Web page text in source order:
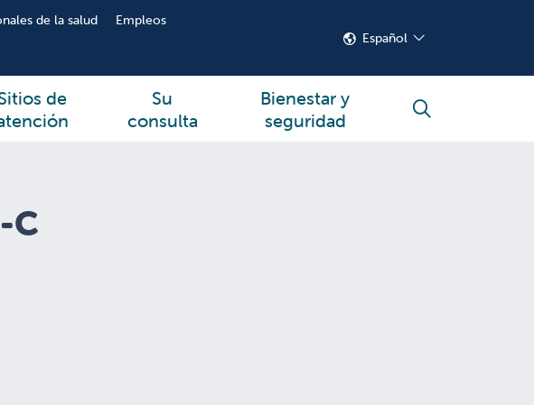
de la salud Empleos
Español
de
Su
consulta
Bienestar y
seguridad
buscar
C